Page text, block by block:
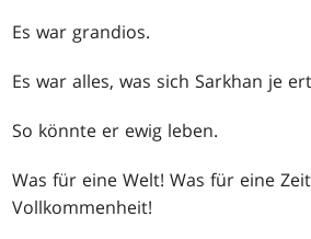
Es war grandios.
Es war alles, was sich Sarkhan je
So könnte er ewig leben.
Was für eine Welt! Was für eine
Vollkommenheit!